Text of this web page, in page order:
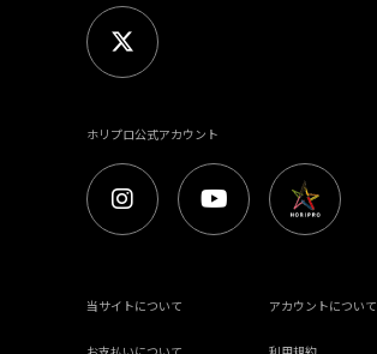
ホリプロ公式アカウント
当サイトについて アカウントについて